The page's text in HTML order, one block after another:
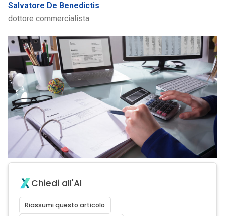
Salvatore De Benedictis
dottore commercialista
Chiedi all'AI
Riassumi questo articolo